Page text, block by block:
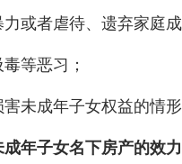
或者虐待、遗弃家庭
等恶习；
未成年子女权益的情
年子女名下房产的效